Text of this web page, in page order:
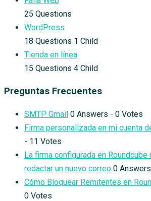
25 Questions
WordPress
18 Questions 1 Child
Tienda en línea
15 Questions 4 Child
Preguntas Frecuentes
SMTP Gmail 0 Answers - 0 Votes
Firma personalizada en mi cuenta
- 11 Votes
La firma configurada en Roundcube
redactar un nuevo correo 0
Cómo Bloquear Remitentes en
0 Votes